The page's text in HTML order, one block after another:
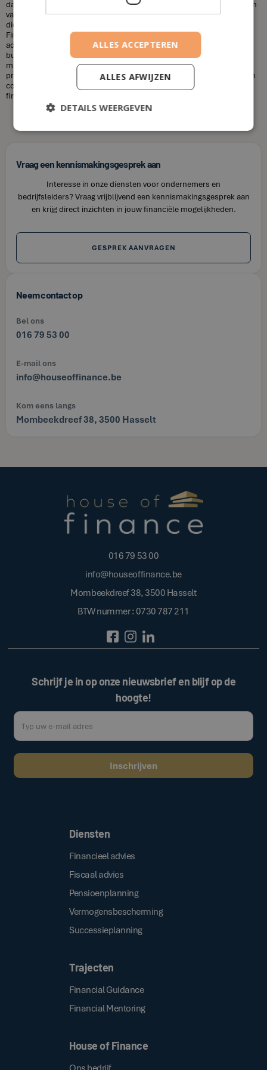
dat financieel adviseurs duur zijn. Dit is niet altijd het geval. De kosten
van een financieel adviseur kunnen variëren, afhankelijk van de
diensten die u nodig heeft en uw financiële situatie. Bij House of
Finance bieden wij betaalbare tarieven voor onze financiële
adviesdiensten, zodat u uw financiën kunt optimaliseren zonder uw
budget te overschrijden. Kortom, laat u niet misleiden door de
misvattingen over financieel adviseurs. Als u op zoek bent naar
professioneel en betrouwbaar financieel advies in Aartrijke, neem dan
contact op met House of Finance. Wij staan klaar om u te helpen uw
financiële doelen te bereiken.
Vraag een kennismakingsgesprek aan
Interesse in onze diensten voor ondernemers en
bedrijfsleiders? Vraag vrijblijvend een kennismakingsgesprek aan
en krijg direct inzichten in jouw financiële mogelijkheden.
GESPREK AANVRAGEN
Neem contact op
Bel ons
016 79 53 00
E-mail ons
info@houseoffinance.be
Kom eens langs
Mombeekdreef 38, 3500 Hasselt
016 79 53 00
info@houseoffinance.be
Mombeekdreef 38, 3500 Hasselt
BTW nummer : 0730 787 211
Schrijf je in op onze nieuwsbrief en blijf op de
hoogte!
Diensten
Financieel advies
Fiscaal advies
Pensioenplanning
Vermogensbescherming
Successieplanning
Trajecten
Financial Guidance
Financial Mentoring
House of Finance
ALLES ACCEPTEREN
ALLES AFWIJZEN
DETAILS WEERGEVEN